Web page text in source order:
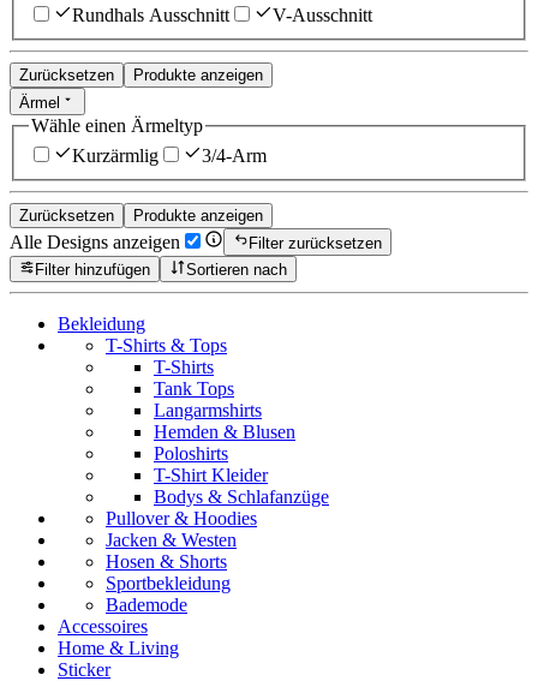
Rundhals Ausschnitt
V-Ausschnitt
Zurücksetzen
Produkte anzeigen
Ärmel
Wähle einen Ärmeltyp
Kurzärmlig
3/4-Arm
Zurücksetzen Produkte anzeigen
Alle Designs anzeigen
Filter zurücksetzen
Filter hinzufügen
Sortieren nach
Bekleidung
T-Shirts & Tops
T-Shirts
Tank Tops
Langarmshirts
Hemden & Blusen
Poloshirts
T-Shirt Kleider
Bodys & Schlafanzüge
Pullover & Hoodies
Jacken & Westen
Hosen & Shorts
Sportbekleidung
Bademode
Accessoires
Home & Living
Sticker